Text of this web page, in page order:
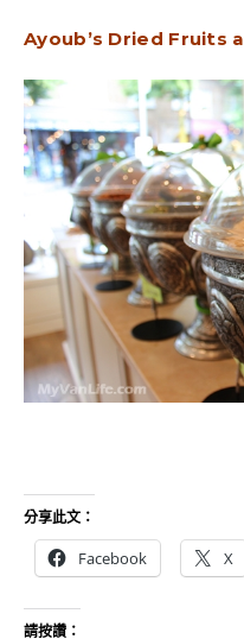
Ayoub’s Dried Fruits
分享此文：
Facebook X
請按讚：